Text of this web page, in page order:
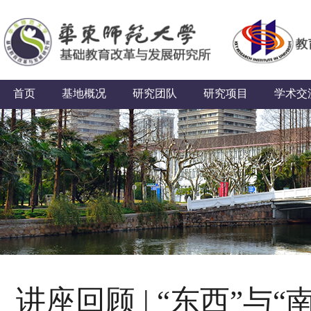
首页 基地概况 研究团队 研究项目 学术交
讲座回顾 | “东西”与“